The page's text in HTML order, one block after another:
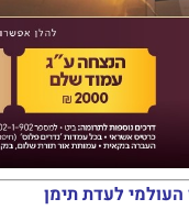
לעדת תימן